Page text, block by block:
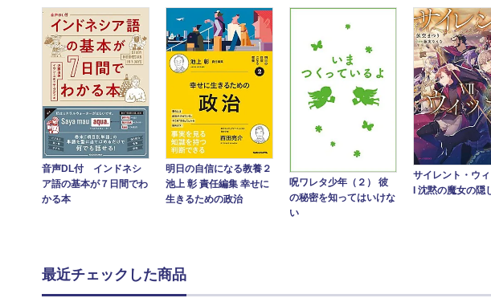
音声DL付 インドネシ
ア語の基本が７日間でわ
かる本
明日の自信になる教養２
池上 彰 責任編集 幸せに
生きるための政治
呪ワレタ少年（２） 彼
の秘密を知ってはいけな
い
サイレント・ウィ
I 沈黙の魔女の隠
最近チェックした商品